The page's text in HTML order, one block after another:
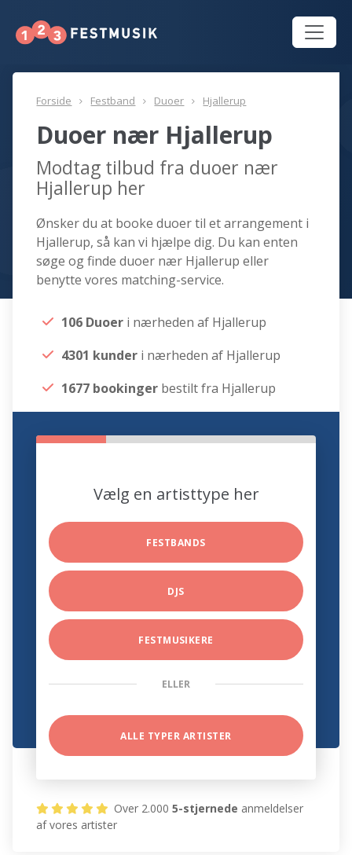
Forside Festband Duoer Hjallerup
Duoer nær Hjallerup
Modtag tilbud fra duoer nær
Hjallerup her
Ønsker du at booke duoer til et arrangement i
Hjallerup, så kan vi hjælpe dig. Du kan enten
søge og finde duoer nær Hjallerup eller
benytte vores matching-service.
106 Duoer i nærheden af Hjallerup
4301 kunder i nærheden af Hjallerup
1677 bookinger bestilt fra Hjallerup
Vælg en artisttype her
FESTBANDS
DJS
FESTMUSIKERE
ELLER
ALLE TYPER ARTISTER
Over 2.0005-stjernede anmeldelser
af vores artister